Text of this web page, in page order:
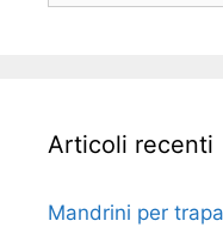
Articoli recenti
Mandrini per